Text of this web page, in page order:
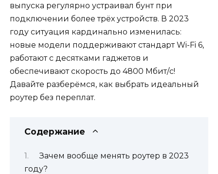
выпуска регулярно устраивал бунт при
подключении более трёх устройств. В 2023
году ситуация кардинально изменилась:
новые модели поддерживают стандарт Wi-Fi 6,
работают с десятками гаджетов и
обеспечивают скорость до 4800 Мбит/с!
Давайте разберёмся, как выбрать идеальный
роутер без переплат.
Содержание
Зачем вообще менять роутер в 2023
году?